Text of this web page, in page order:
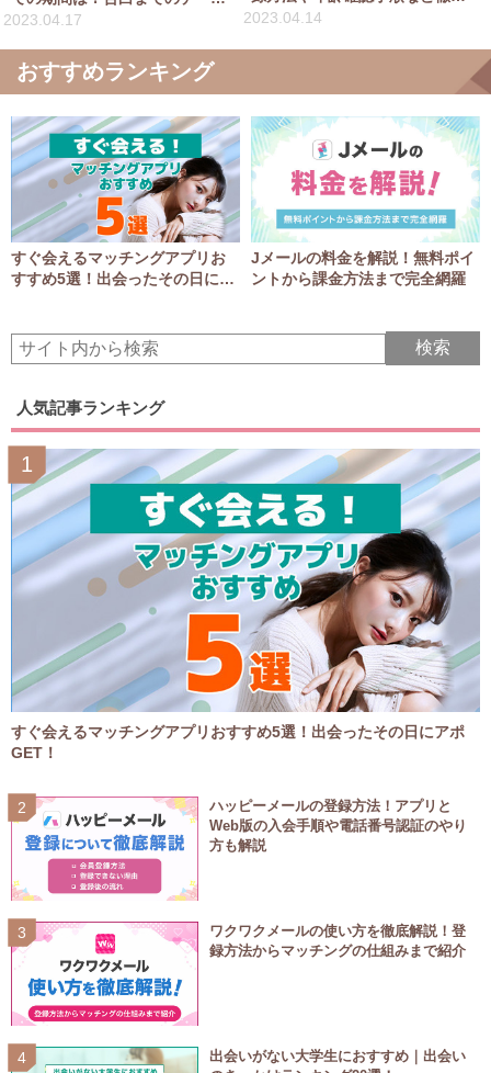
回数も解説
2023.04.17
解説
2023.04.14
おすすめランキング
すぐ会えるマッチングアプリお
すすめ5選！出会ったその日にア
Jメールの料金を解説！無料ポイ
ントから課金方法まで完全網羅
人気記事ランキング
すぐ会えるマッチングアプリおすすめ5選！出会ったその日にアポ
GET！
ハッピーメールの登録方法！アプリと
Web版の入会手順や電話番号認証のやり
方も解説
ワクワクメールの使い方を徹底解説！登
録方法からマッチングの仕組みまで紹介
出会いがない大学生におすすめ｜出会い